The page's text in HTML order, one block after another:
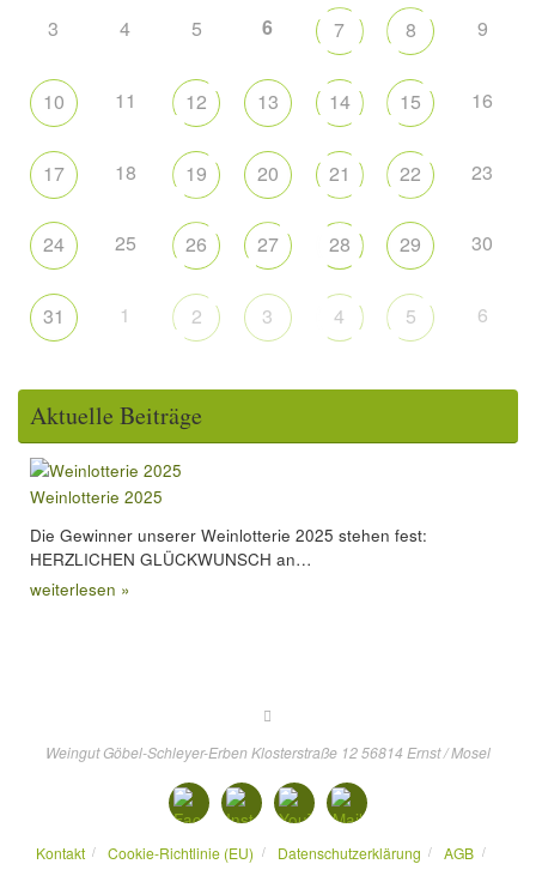
3 4 5 6 7 8 9
10 11 12 13 14 15 16
17 18 19 20 21 22 23
24 25 26 27 28 29 30
31 1 2 3 4 5 6
Aktuelle Beiträge
Weinlotterie 2025
Die Gewinner unserer Weinlotterie 2025 stehen fest:
HERZLICHEN GLÜCKWUNSCH an…
weiterlesen »
Weingut Göbel-Schleyer-Erben Klosterstraße 12 56814 Ernst / Mosel
Kontakt Cookie-Richtlinie (EU) Datenschutzerklärung
AGB